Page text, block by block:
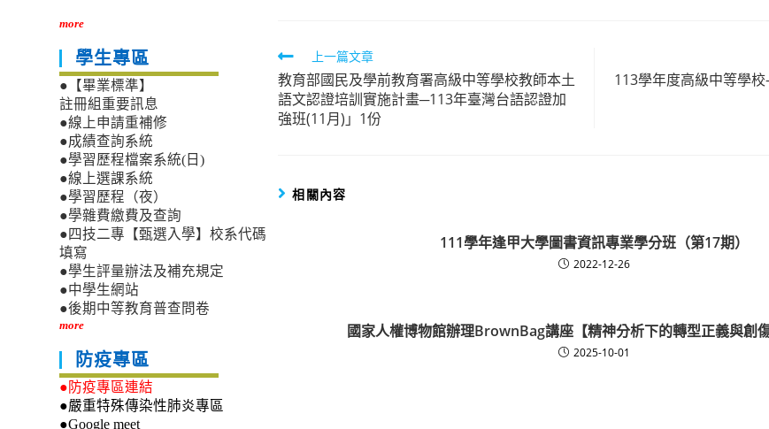
Read
more
articles
上一篇文章
教育部國民及學前教育署高級中等學校教師本土
語文認證培訓實施計畫─113年臺灣台語認證加
強班(11月)」1份
113學年度高級中等學
相關內容
111學年逢甲大學圖書資訊專業學分班（第17期）
2022-12-26
國家人權博物館辦理BrownBag講座【精神分析下的轉型正義與創
2025-10-01
more
學生專區
●【畢業標準】
註冊組重要訊息
●線上申請重補修
●成績查詢系統
●學習歷程檔案系統(日)
●線上選課系統
●學習歷程（夜）
●學雜費繳費及查詢
●四技二專【甄選入學】校系代碼
填寫
●學生評量辦法及補充規定
●中學生網站
●後期中等教育普查問卷
more
防疫專區
●防疫專區連結
●嚴重特殊傳染性肺炎專區
●Google meet